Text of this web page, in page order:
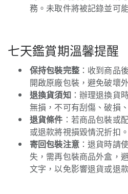
務。未取件將被記錄並可
七天鑑賞期溫馨提醒
保持包裝完整：收到商品
開啟原廠包裝，避免破壞
退換貨須知：辦理退換貨
無損，不可有刮傷、破損
退貨條件 ：若商品包裝或
或退款將視損毀情況折扣。
寄回包裝注意：退貨時請
失，需再包裝商品外盒，
文字，以免影響退貨或退